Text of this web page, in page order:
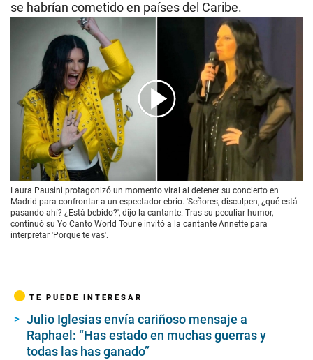
se habrían cometido en países del Caribe.
00:00/01:43
Laura Pausini protagonizó un momento viral al detener su concierto en
Madrid para confrontar a un espectador ebrio. 'Señores, disculpen, ¿qué está
pasando ahí? ¿Está bebido?', dijo la cantante. Tras su peculiar humor,
continuó su Yo Canto World Tour e invitó a la cantante Annette para
interpretar 'Porque te vas'.
TE PUEDE INTERESAR
Julio Iglesias envía cariñoso mensaje a
Raphael: “Has estado en muchas guerras y
todas las has ganado”